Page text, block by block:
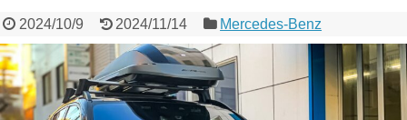
2024/10/9 2024/11/14 Mercedes-Benz